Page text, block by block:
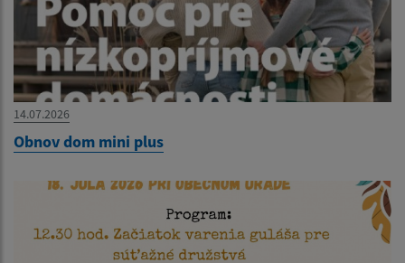
14.07.2026
Obnov dom mini plus